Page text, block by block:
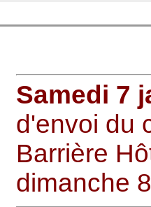
Samedi 7
d'envoi du
Barrière
dimanche